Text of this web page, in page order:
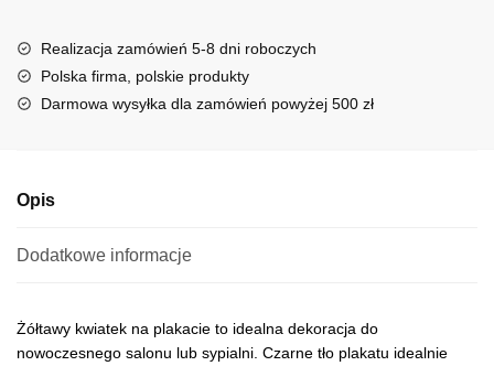
a
t
i
Realizacja zamówień 5-8 dni roboczych
Polska firma, polskie produkty
Darmowa wysyłka dla zamówień powyżej 500 zł
Opis
Dodatkowe informacje
Żółtawy kwiatek na plakacie to idealna dekoracja do
nowoczesnego salonu lub sypialni. Czarne tło plakatu idealnie